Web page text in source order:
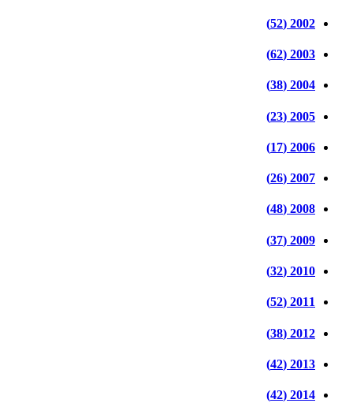
2002 (52)
2003 (62)
2004 (38)
2005 (23)
2006 (17)
2007 (26)
2008 (48)
2009 (37)
2010 (32)
2011 (52)
2012 (38)
2013 (42)
2014 (42)